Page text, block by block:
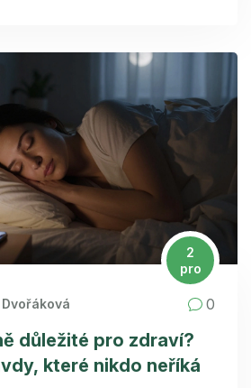
2
pro
0
důležité pro zdraví?
které nikdo neříká